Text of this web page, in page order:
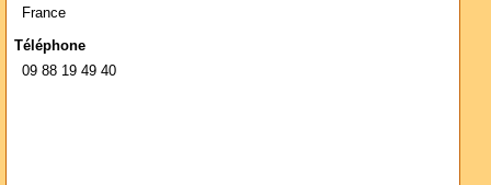
France
Téléphone
09 88 19 49 40